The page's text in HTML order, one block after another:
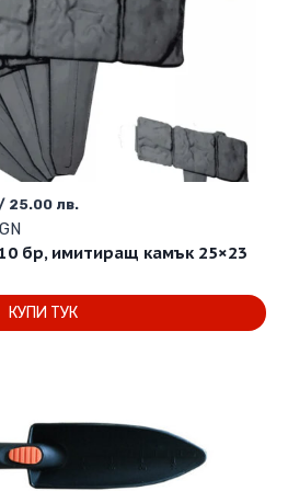
бр, имитиращ камък 25×23
25.00 лв.Текущата
е:
/
КУПИ ТУК